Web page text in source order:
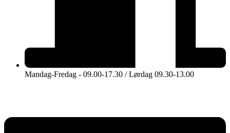
Mandag-Fredag - 09.00-17.30 / Lørdag 09.30-13.00